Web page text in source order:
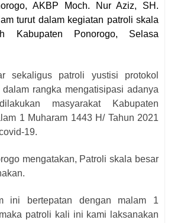
AKBP Moch. Nur Aziz, SH.
turut dalam kegiatan patroli skala
Kabupaten Ponorogo, Selasa
sekaligus patroli yustisi protokol
dalam rangka mengatisipasi adanya
masyarakat Kabupaten
1 Muharam 1443 H/ Tahun 2021
19.
mengatakan, Patroli skala besar
ini bertepatan dengan malam 1
patroli kali ini kami laksanakan